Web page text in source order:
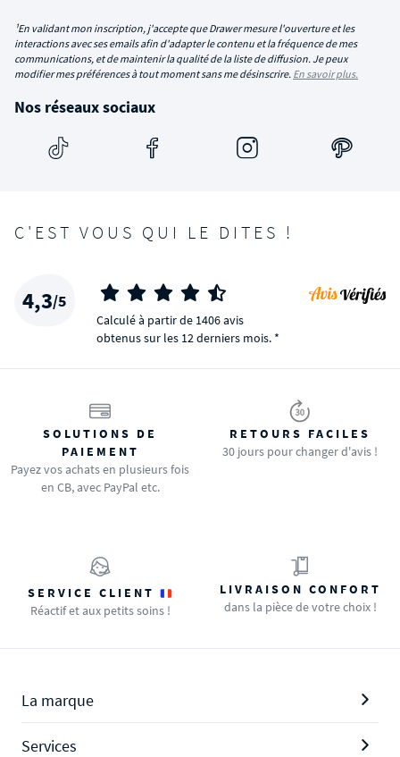
¹En validant mon inscription, j'accepte que Drawer mesure l'ouverture et les
interactions avec ses emails afin d'adapter le contenu et la fréquence de mes
communications, et de maintenir la qualité de la liste de diffusion. Je peux
modifier mes préférences à tout moment sans me désinscrire. En savoir plus.
Nos réseaux sociaux
C'EST VOUS QUI LE DITES !
4,3/5
Calculé à partir de 1406 avis
obtenus sur les 12 derniers mois. *
SOLUTIONS DE
PAIEMENT
Payez vos achats en plusieurs fois
en CB, avec PayPal etc.
RETOURS FACILES
30 jours pour changer d'avis !
SERVICE CLIENT
Réactif et aux petits soins !
LIVRAISON CONFORT
dans la pièce de votre choix !
La marque
Services